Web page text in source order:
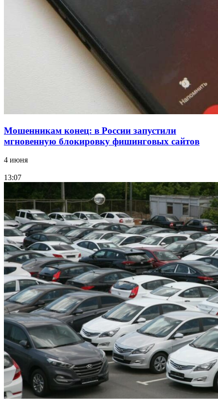
Волгоградские компании нарастили экспорт:
заключены контракты на 3,6 млн долларов
Мошенникам конец: в России запустили
мгновенную блокировку фишинговых сайтов
4 июня
13:07